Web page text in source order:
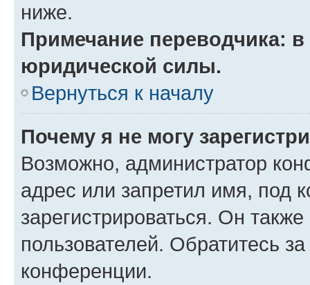
ниже.
Примечание переводчика:
юридической силы.
Вернуться к началу
Почему я не могу
Возможно, администратор
адрес или запретил имя, под
зарегистрироваться. Он
пользователей. Обратитесь
конференции.